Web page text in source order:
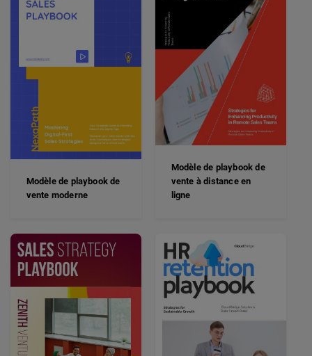
Modèle de playbook de
vente à distance en
ligne
Modèle de playbook de
vente moderne